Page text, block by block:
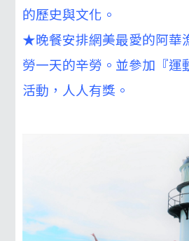
的歷史與文化。
★晚餐安排網美最愛的阿華
勞一天的辛勞。並參加『運
活動，人人有獎。